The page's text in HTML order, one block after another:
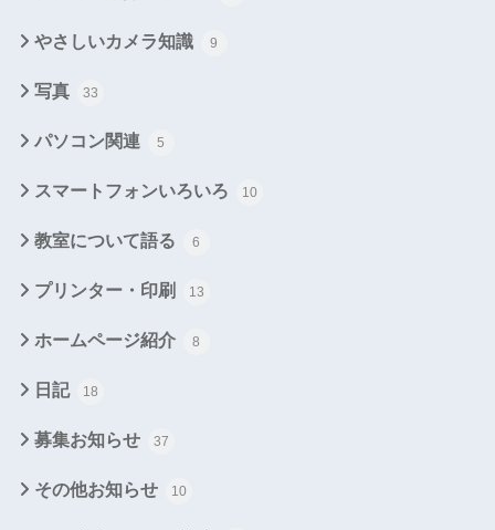
やさしいカメラ知識 9
写真 33
パソコン関連 5
スマートフォンいろいろ 10
教室について語る 6
プリンター・印刷 13
ホームページ紹介 8
日記 18
募集お知らせ 37
その他お知らせ 10